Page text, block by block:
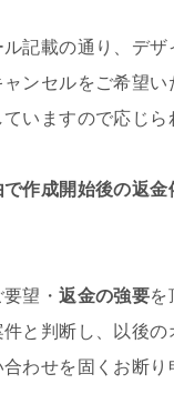
ル記載の通り、デザ
ンセルをご希望い
いますので応じら
で作成開始後の返金
要望・返金の強要を
と判断し、以後の
わせを固くお断り